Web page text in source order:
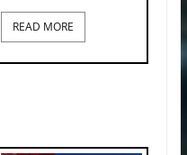
READ MORE